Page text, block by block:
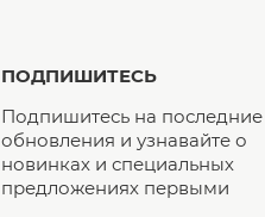
ПОДПИШИТЕСЬ
Подпишитесь на последние
обновления и узнавайте о
новинках и специальных
предложениях первыми